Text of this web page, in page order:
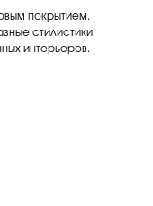
покрытием.
стилистики
интерьеров.